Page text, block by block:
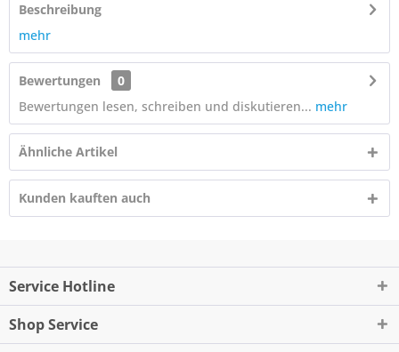
Beschreibung
mehr
Bewertungen
0
Bewertungen lesen, schreiben und diskutieren... mehr
Ähnliche Artikel
Kunden kauften auch
Service Hotline
Shop Service